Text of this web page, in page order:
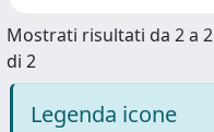
Mostrati risultati da 2 a 2
di 2
Legenda icone